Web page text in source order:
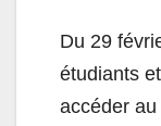
Du 29
étudiants
accéder